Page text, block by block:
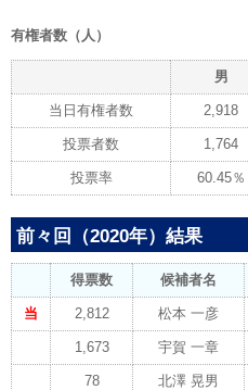
有権者数（人）
男
当日有権者数 2,918
投票者数 1,764
投票率 60.45％
前々回（2020年）結果
得票数 候補者名
当 2,812 松本 一彦
1,673 宇賀 一章
78 北澤 晃男